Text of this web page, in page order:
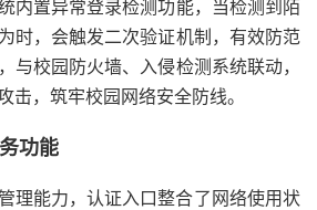
内置异常登录检测功能，当检测到陌
时，会触发二次验证机制，有效防范
与校园防火墙、入侵检测系统联动，
击，筑牢校园网络安全防线。
功能
理能力，认证入口整合了网络使用状